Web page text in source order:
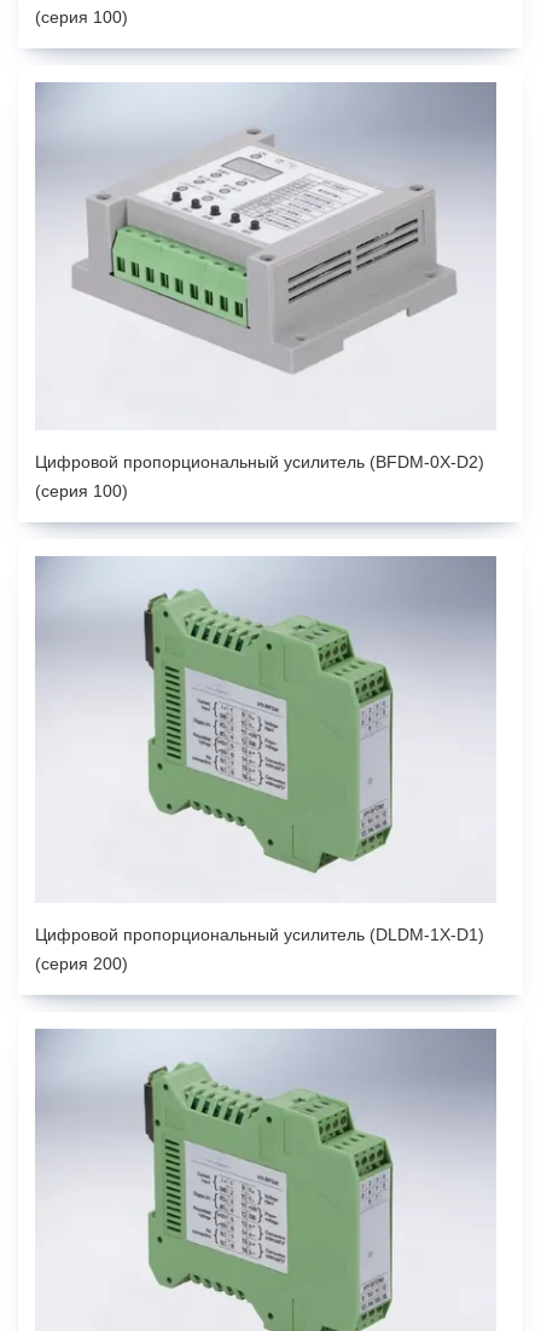
(серия 100)
Цифровой пропорциональный усилитель (BFDM-0X-D2)
(серия 100)
Цифровой пропорциональный усилитель (DLDM-1X-D1)
(серия 200)